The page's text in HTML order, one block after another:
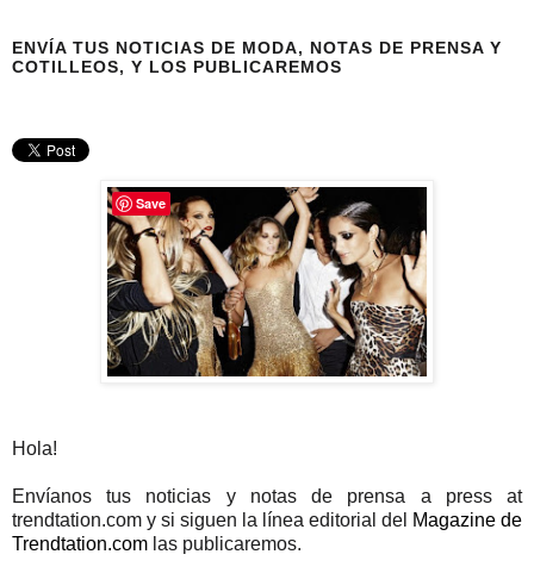
ENVÍA TUS NOTICIAS DE MODA, NOTAS DE PRENSA Y
COTILLEOS, Y LOS PUBLICAREMOS
Hola!
Envíanos tus noticias y notas de prensa a press at
trendtation.com y si siguen la línea editorial del Magazine de
Trendtation.com las publicaremos.
Save